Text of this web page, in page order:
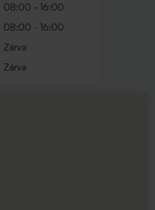
08:00 - 16:00
08:00 - 16:00
Zárva
Zárva